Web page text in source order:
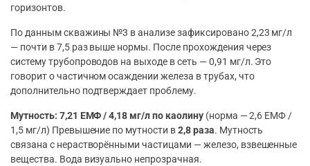
горизонтов.
По данным скважины №3 в анализе зафиксировано 2,23 мг/л
— почти в 7,5 раз выше нормы. После прохождения через
систему трубопроводов на выходе в сеть — 0,91 мг/л. Это
говорит о частичном осаждении железа в трубах, что
дополнительно подтверждает проблему.
Мутность: 7,21 ЕМФ / 4,18 мг/л по каолину(норма — 2,6 ЕМФ /
1,5 мг/л) Превышение по мутности в2,8 раза. Мутность
связана с нерастворёнными частицами — железо, взвешенные
вещества. Вода визуально непрозрачная.